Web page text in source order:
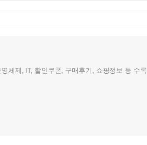
체제, IT, 할인쿠폰, 구매후기, 쇼핑정보 등 수록